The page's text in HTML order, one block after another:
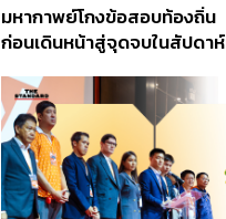
มหากาพย์โกงข้อสอบท้องถิ่น
ก่อนเดินหน้าสู่จุดจบในสัปดาห์